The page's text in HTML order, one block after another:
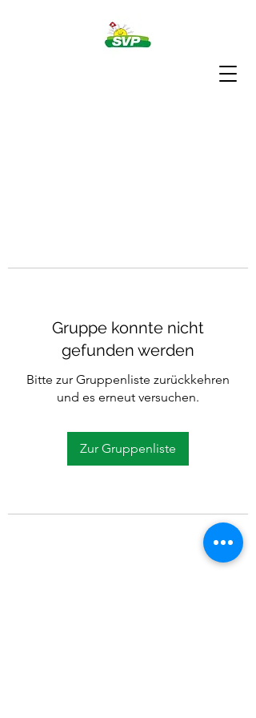
Gruppe konnte nicht
gefunden werden
Bitte zur Gruppenliste zurückkehren
und es erneut versuchen.
Zur Gruppenliste